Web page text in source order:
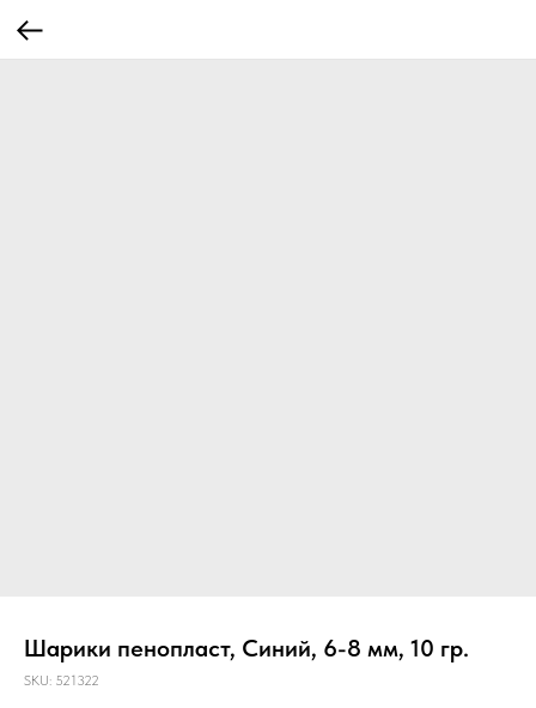
Шарики пенопласт, Синий, 6-8 мм, 10 гр.
SKU: 521322